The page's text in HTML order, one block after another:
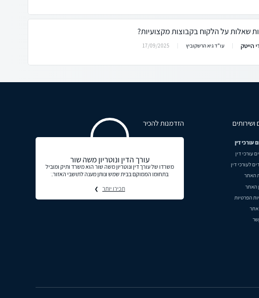
שאלות על הלקוח בקבוצות מקצועיות?
הייטק עו"ד גיא הרשקוביץ 17/09/2025
ושירותים
עורכי דין
עורכי דין
לעורכי דין
האתר
האתר
הפרטיות
הזדמנות להכיר
עורך הדין ונוטריון משה שור
משרדו של עורך דין ונוטריון משה שור הוא משרד ותיק ומוביל
בתחומו הממוקם בבית שמש ונותן מענה לתושבי האזור.
תכירו יותר